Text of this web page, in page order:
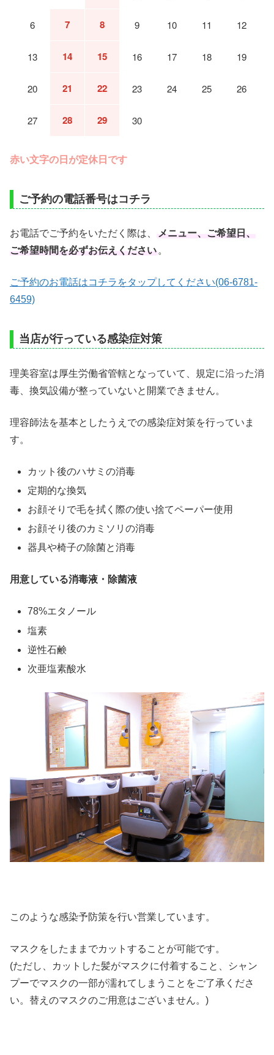
6 7 8 9 10 11 12
13 14 15 16 17 18 19
20 21 22 23 24 25 26
27 28 29 30
赤い文字の日が定休日です
ご予約の電話番号はコチラ
お電話でご予約をいただく際は、
メニュー、ご希望日、
ご希望時間を必ずお伝えください 。
ご予約のお電話はコチラをタップしてください(06-6781-
6459)
当店が行っている感染症対策
理美容室は厚生労働省管轄となっていて、規定に沿った消
毒、換気設備が整っていないと開業できません。
理容師法を基本としたうえでの感染症対策を行っていま
す。
カット後のハサミの消毒
定期的な換気
お顔そりで毛を拭く際の使い捨てペーパー使用
お顔そり後のカミソリの消毒
器具や椅子の除菌と消毒
用意している消毒液・除菌液
78%エタノール
塩素
逆性石鹸
次亜塩素酸水
このような感染予防策を行い営業しています。
マスクをしたままでカットすることが可能です。
(ただし、カットした髪がマスクに付着すること、シャン
プーでマスクの一部が濡れてしまうことをご了承くださ
い。替えのマスクのご用意はございません。)